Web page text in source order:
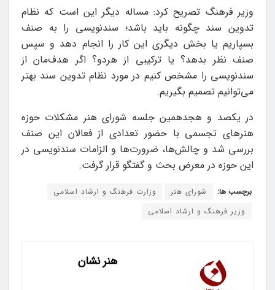
وزیر فرهنگ تصریح کرد: مساله دیگر این است که نظام
تدوین سند چگونه باید باشد؛ سندنویسی را به صنف
بسپاریم یا بخش دیگری این کار را انجام دهد و سپس
صنف نظر بدهد؟ یا ترکیبی از هردو؟ اگر هدف‌مان از
سندنویسی را مشخص کنیم در مورد نظام تدوین سند بهتر
می‌توانیم تصمیم بگیریم.
در یکصد و هجدهمین جلسه شورای هنر مشکلات حوزه
هنرهای تجسمی با حضور تعدادی از فعالان این صنف
بررسی شد و چالش‌ها، ضرورت‌ها و الزامات سندنویسی در
این حوزه در معرض بحث و گفتگو قرار گرفت.
برچسب ها: شورای هنر
وزارت فرهنگ و ارشاد اسلامی
وزیر فرهنگ و ارشاد اسلامی
هنر نشان